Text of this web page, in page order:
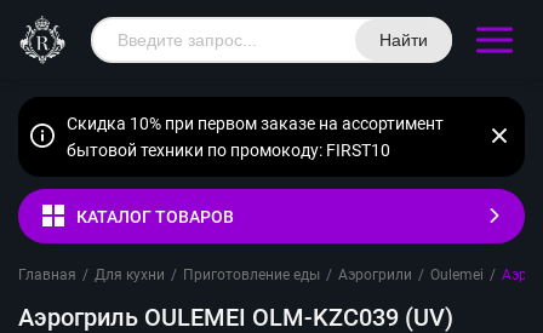
Найти
Скидка 10% при первом заказе на ассортимент
бытовой техники по промокоду: FIRST10
КАТАЛОГ ТОВАРОВ
Главная / Для кухни / Приготовление еды / Аэрогрили / Oulemei /
Аэрогриль OULEMEI OLM-KZC039 (UV)